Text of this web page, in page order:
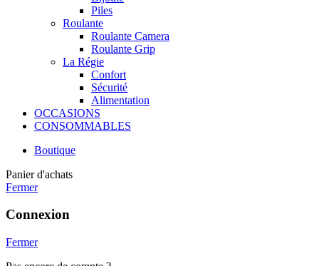
Piles
Roulante
Roulante Camera
Roulante Grip
La Régie
Confort
Sécurité
Alimentation
OCCASIONS
CONSOMMABLES
Boutique
Panier d'achats
Fermer
Connexion
Fermer